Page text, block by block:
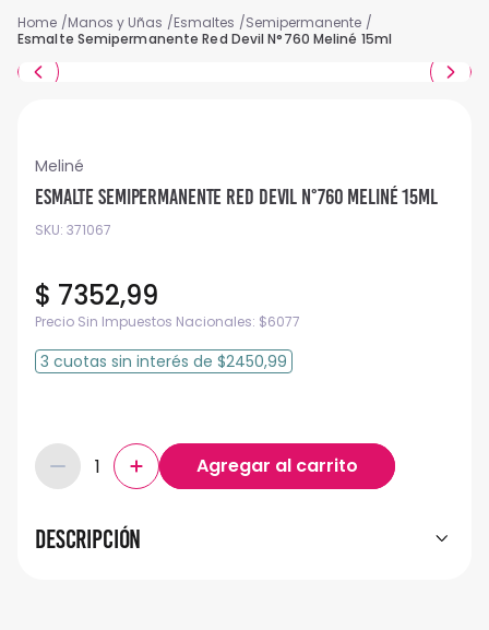
Manos y Uñas Esmaltes
Semipermanente
Esmalte Semipermanente Red Devil N°760 Meliné 15ml
Meliné
Esmalte Semipermanente Red Devil N°760 Meliné 15ml
SKU: 371067
$ 7352,99
Precio Sin Impuestos Nacionales: $6077
3 cuotas sin interés de $2450,99
Descripción